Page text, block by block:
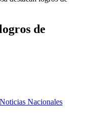
de
Noticias Nacionales